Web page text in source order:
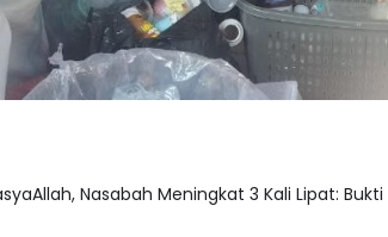
Nasabah Meningkat 3 Kali Lipat: